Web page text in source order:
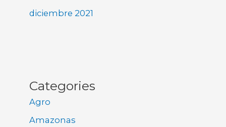
diciembre 2021
Categories
Agro
Amazonas